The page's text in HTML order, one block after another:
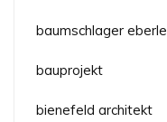
baumschlager eberle
bauprojekt
bienefeld architekt